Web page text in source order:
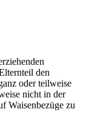
den
oder teilweise
nicht in der
Waisenbezüge zu